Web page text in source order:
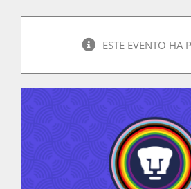
La Boletina
Blog
ESTE EVENTO HA